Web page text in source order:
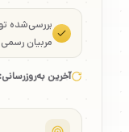
بررسی‌شده
مربیان رسمی
آخرین